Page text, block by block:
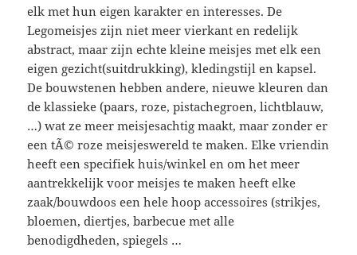
elk met hun eigen karakter en interesses. De
Legomeisjes zijn niet meer vierkant en redelijk
abstract, maar zijn echte kleine meisjes met elk een
eigen gezicht(suitdrukking), kledingstijl en kapsel.
De bouwstenen hebben andere, nieuwe kleuren dan
de klassieke (paars, roze, pistachegroen, lichtblauw,
…) wat ze meer meisjesachtig maakt, maar zonder er
een tÃ© roze meisjeswereld te maken. Elke vriendin
heeft een specifiek huis/winkel en om het meer
aantrekkelijk voor meisjes te maken heeft elke
zaak/bouwdoos een hele hoop accessoires (strikjes,
bloemen, diertjes, barbecue met alle
benodigdheden, spiegels …